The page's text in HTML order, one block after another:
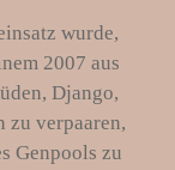
wurde,
2007 aus
Django,
zu verpaaren,
Genpools zu